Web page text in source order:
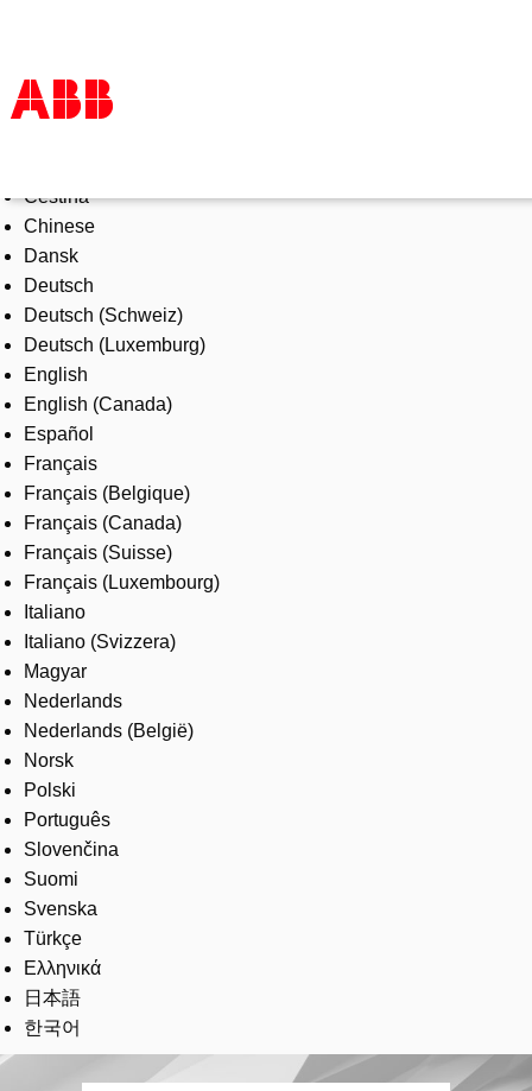
Products & Solutions
Industries
Services
About us
Where to buy
Contact us
Careers
Čeština
Chinese
Dansk
Deutsch
Deutsch (Schweiz)
Deutsch (Luxemburg)
English
English (Canada)
Español
Français
Français (Belgique)
Français (Canada)
Français (Suisse)
Français (Luxembourg)
Italiano
Italiano (Svizzera)
Magyar
Nederlands
Nederlands (België)
Norsk
Polski
Português
Slovenčina
Suomi
Svenska
Türkçe
Ελληνικά
日本語
한국어